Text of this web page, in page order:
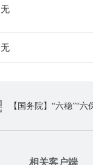
无
无
【国务院】“六稳”“六
相关客户端